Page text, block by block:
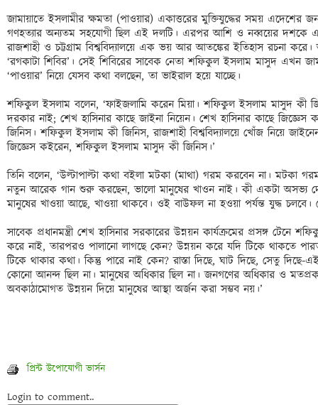
জামায়াতে ইসলামীর ক্ষমতা (পাওয়ার) একাত্তরের মুক্তিযুদ্ধের সময় এদেশের
গণহত্যার অন্যতম সহযোগী ছিল এই দলটি। এরপর আশি ও নব্বয়ের দশকে এই
রাজশাহী ও চট্টগ্রাম বিশ্ববিদ্যালয়ে এক ভয় আর আতঙ্কের ইতিহাস রচনা
‘রগকাটা শিবির’। সেই শিবিরের সাবেক নেতা শফিকুল ইসলাম মাসুদ এখন
‘পাওয়ার’ নিয়ে যেসব কথা বলছেন, তা ভাইরাল হয়ে যাচ্ছে।
শফিকুল ইসলাম বলেন, ‘ফাইজলামি করেন মিয়া। শফিকুল ইসলাম মাসুদ কী
দরকার নাই; শেখ হাসিনার কাছে জাইনা নিয়েন। শেখ হাসিনার কাছে
জিনিস। শফিকুল ইসলাম কী জিনিস, রাজশাহী বিশ্ববিদ্যালয়ে খোঁজ নিয়ে
জিজ্ঞেস কইরেন, শফিকুল ইসলাম মাসুদ কী জিনিস।’
তিনি বলেন, ‘উল্টাপাল্টা কথা বইলা মটকা (মাথা) গরম করবেন না। মটকা
নতুন আরেক গান শুরু করছেন, ভালো মানুষের খাওন নাই। কী একটা অসভ্য
মানুষের খাওয়া আছে, খাওয়া থাকবে। ওই বাউফল না হওয়া পর্যন্ত যুদ্ধ চলবে।
সাবেক প্রধানমন্ত্রী শেখ হাসিনার সরকারের উন্নয়ন কার্যক্রমের প্রসঙ্গ
করে নাই, তারপরও পালানো লাগছে কেন? উন্নয়ন করে যদি টিকে থাকতে
টিকে থাকার কথা। কিন্তু পারে নাই কেন? রাস্তা দিছে, ঘাট দিছে, সেতু
কোনো আনন্দ ছিল না। মানুষের অধিকার ছিল না। জনগণের অধিকার ও
প্রিন্ট উপোযোগী ভার্সন
Login to comment..